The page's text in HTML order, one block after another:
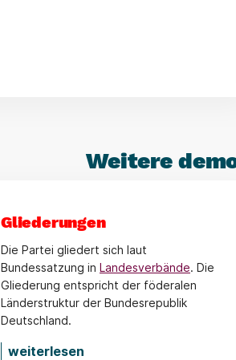
Weitere
Gliederungen
Die Partei gliedert sich laut
Bundessatzung in Landesverbände. Die
Gliederung entspricht der föderalen
Länderstruktur der Bundesrepublik
Deutschland.
weiterlesen